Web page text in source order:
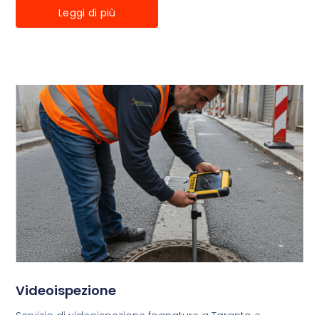
Leggi di più
Videoispezione